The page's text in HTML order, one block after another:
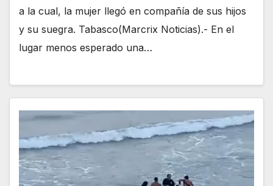
a la cual, la mujer llegó en compañía de sus hijos
y su suegra. Tabasco(Marcrix Noticias).- En el
lugar menos esperado una…